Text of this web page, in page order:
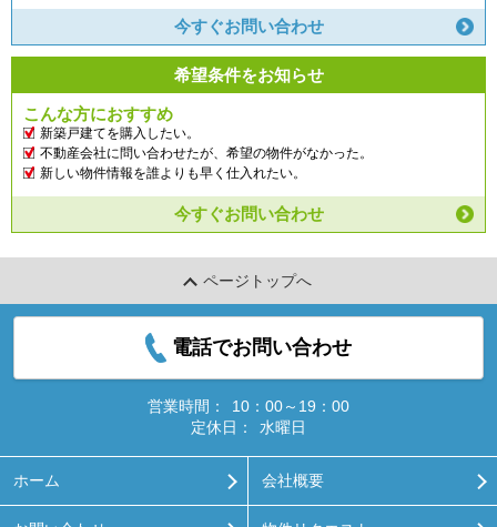
今すぐお問い合わせ
希望条件をお知らせ
こんな方におすすめ
新築戸建てを購入したい。
不動産会社に問い合わせたが、希望の物件がなかった。
新しい物件情報を誰よりも早く仕入れたい。
今すぐお問い合わせ
ページトップへ
電話でお問い合わせ
営業時間：
10：00～19：00
定休日：
水曜日
ホーム 会社概要